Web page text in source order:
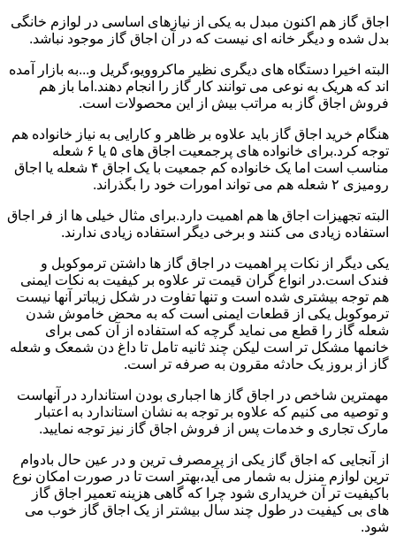
اجاق گاز هم اکنون مبدل به یکی از نیازهای اساسی در لوازم خانگی
بدل شده و دیگر خانه ای نیست که در آن اجاق گاز موجود نباشد.
البته اخیرا دستگاه های دیگری نظیر ماکروویو،گریل و...به بازار آمده
اند که هریک به نوعی می توانند کار گاز را انجام دهند.اما باز هم
فروش اجاق گاز به مراتب بیش از این محصولات است.
هنگام خرید اجاق گاز باید علاوه بر ظاهر و کارایی به نیاز خانواده هم
توجه کرد.برای خانواده های پرجمعیت اجاق های ۵ یا ۶ شعله
مناسب است اما یک خانواده کم جمعیت با یک اجاق ۴ شعله یا اجاق
رومیزی ۲ شعله هم می تواند امورات خود را بگذراند.
البته تجهیزات اجاق ها هم اهمیت دارد.برای مثال خیلی ها از فر اجاق
استفاده زیادی می کنند و برخی دیگر استفاده زیادی ندارند.
یکی دیگر از نکات پر اهمیت در اجاق گاز ها داشتن ترموکوبل و
فندک است.در انواع گران قیمت تر علاوه بر کیفیت به نکات ایمنی
هم توجه بیشتری شده است و تنها تفاوت در شکل زیباتر آنها نیست
ترموکوبل یکی از قطعات ایمنی است که به محض خاموش شدن
شعله گاز را قطع می نماید گرچه که استفاده از آن کمی برای
خانمها مشکل تر است لیکن چند ثانیه تامل تا داغ دن شمعک و شعله
گاز از بروز یک حادثه مقرون به صرفه تر است.
مهمترین شاخص در اجاق گاز ها اجباری بودن استاندارد در آنهاست
و توصیه می کنیم که علاوه بر توجه به نشان استاندارد به اعتبار
مارک تجاری و خدمات پس از فروش اجاق گاز نیز توجه نمایید.
از آنجایی که اجاق گاز یکی از پرمصرف ترین و در عین حال بادوام
ترین لوازم منزل به شمار می آید،بهتر است تا در صورت امکان نوع
باکیفیت تر آن خریداری شود چرا که گاهی هزینه تعمیر اجاق گاز
های بی کیفیت در طول چند سال بیشتر از یک اجاق گاز خوب می
شود.